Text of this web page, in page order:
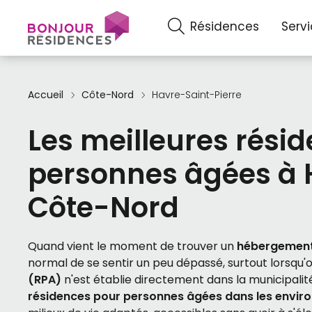
Résidences
Accueil Côte-Nord Havre-Saint-Pierre
Les meilleures
personnes âgées
Côte-Nord
Quand vient le moment de trouver un
normal de se sentir un peu dépassé, surtout
(RPA) n'est établie directement dans la
résidences pour personnes âgées dans les